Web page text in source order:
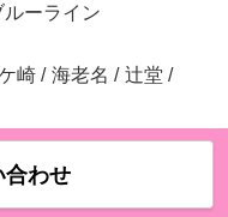
ルーライン
崎 / 海老名 / 辻堂 /
合わせ